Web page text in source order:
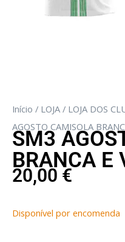
Início / LOJA / LOJA DOS
AGOSTO CAMISOLA
SM3
BRANCA E
20,00 €
Disponível por encomenda